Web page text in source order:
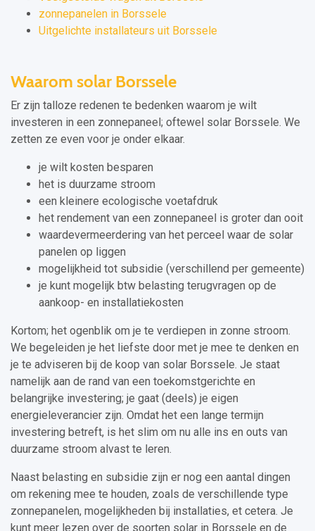
zonnepanelen in Borssele
Uitgelichte installateurs uit Borssele
Waarom solar Borssele
Er zijn talloze redenen te bedenken waarom je wilt
investeren in een zonnepaneel; oftewel solar Borssele. We
zetten ze even voor je onder elkaar.
je wilt kosten besparen
het is duurzame stroom
een kleinere ecologische voetafdruk
het rendement van een zonnepaneel is groter dan ooit
waardevermeerdering van het perceel waar de solar
panelen op liggen
mogelijkheid tot subsidie (verschillend per gemeente)
je kunt mogelijk btw belasting terugvragen op de
aankoop- en installatiekosten
Kortom; het ogenblik om je te verdiepen in zonne stroom.
We begeleiden je het liefste door met je mee te denken en
je te adviseren bij de koop van solar Borssele. Je staat
namelijk aan de rand van een toekomstgerichte en
belangrijke investering; je gaat (deels) je eigen
energieleverancier zijn. Omdat het een lange termijn
investering betreft, is het slim om nu alle ins en outs van
duurzame stroom alvast te leren.
Naast belasting en subsidie zijn er nog een aantal dingen
om rekening mee te houden, zoals de verschillende type
zonnepanelen, mogelijkheden bij installaties, et cetera. Je
kunt meer lezen over de soorten solar in Borssele en de